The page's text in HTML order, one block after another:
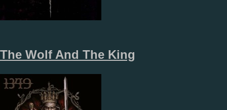
The Wolf And The King